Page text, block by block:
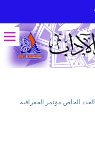
عدد مؤتمر قسم الجغرافية (2026): العدد الخاص مؤتمر الجغرافية